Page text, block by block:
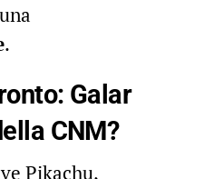
.
Galar
CNM?
Pikachu,